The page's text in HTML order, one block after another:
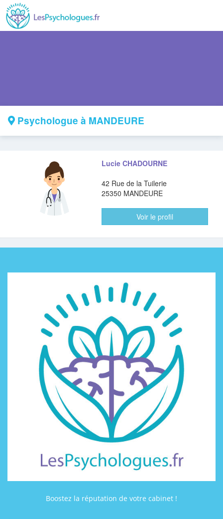
Psychologue à MANDEURE
Lucie CHADOURNE
42 Rue de la Tuilerie
25350 MANDEURE
Voir le profil
Boostez la réputation de votre cabinet !